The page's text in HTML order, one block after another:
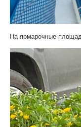
На ярмарочные